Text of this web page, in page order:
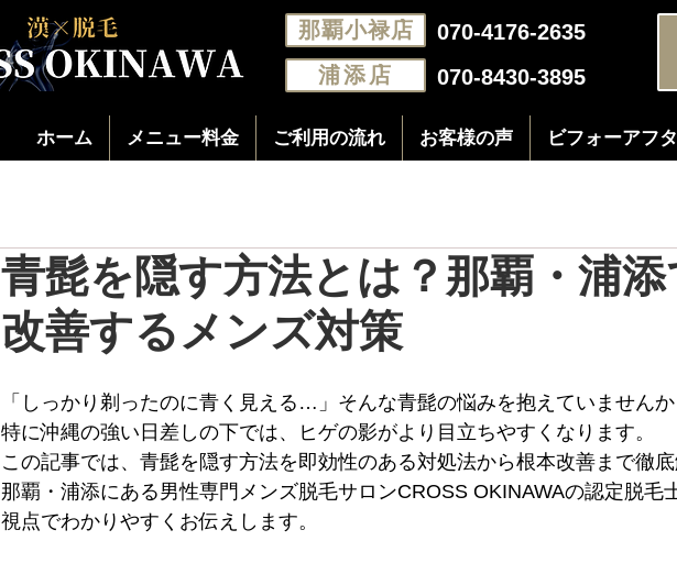
那覇小禄店
070-4176-2635
浦添店
070-8430-3895
ホーム メニュー料金 ご利用の流れ お客様の声 ビフォーアフ
青髭を隠す方法とは？那覇・浦
改善するメンズ対策
「しっかり剃ったのに青く見える…」そんな青髭の悩みを抱えていません
特に沖縄の強い日差しの下では、ヒゲの影がより目立ちやすくなります。
この記事では、青髭を隠す方法を即効性のある対処法から根本改善まで徹
那覇・浦添にある男性専門メンズ脱毛サロンCROSS OKINAWAの認定脱毛
視点でわかりやすくお伝えします。